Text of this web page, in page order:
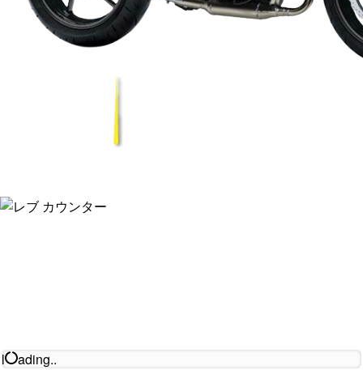
l ading..